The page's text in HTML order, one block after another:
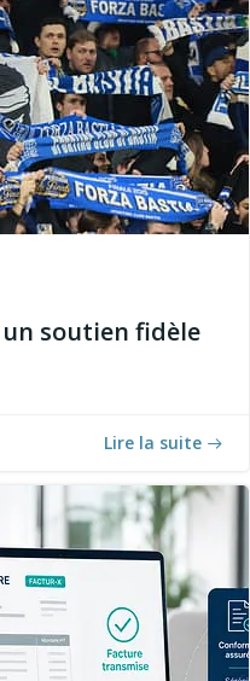
soutien fidèle
Lire la suite